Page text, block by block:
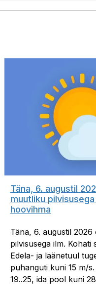
Täna, 6. augustil
muutliku
hoovihma
Täna, 6. augustil
pilvisusega ilm. Kohati
Edela- ja läänetuul
puhanguti kuni 15 m/
19..25, ida pool kuni